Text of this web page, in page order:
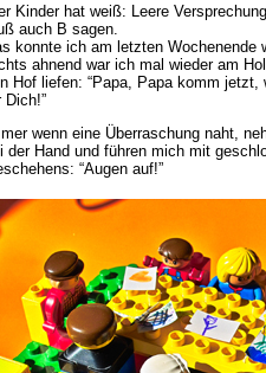
Kinder hat weiß: Leere
auch B sagen.
konnte ich am letzten Wochenende
ahnend war ich mal wieder am
Hof liefen: “Papa, Papa komm jetzt,
Dich!”
wenn eine Überraschung naht,
der Hand und führen mich mit
“Augen auf!”